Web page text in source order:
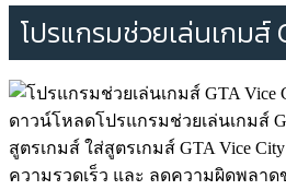
โปรแกรมช่วยเล่นเกมส์
ดาวน์โหลดโปรแกรมช่วยเล่นเกมส์
สูตรเกมส์ ใส่สูตรเกมส์ GTA Vice
ความรวดเร็ว และ ลดความผิดพลาด